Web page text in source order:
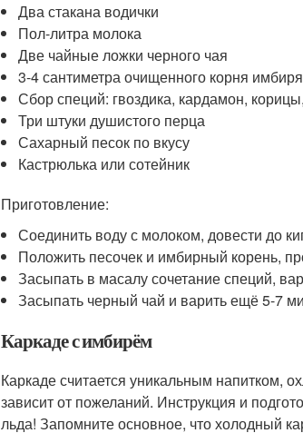
Два стакана водички
Пол-литра молока
Две чайные ложки черного чая
3-4 сантиметра очищенного корня имбиря
Сбор специй: гвоздика, кардамон,
Три штуки душистого перца
Сахарный песок по вкусу
Кастрюлька или сотейник
Приготовление:
Соединить воду с молоком, довести до
Положить песочек и имбирный корень,
Засыпать в масалу сочетание специй,
Засыпать черный чай и варить ещё 5-7
Каркаде с имбирём
Каркаде считается уникальным
зависит от пожеланий. Инструкция и
льда! Запомните основное, что холодный